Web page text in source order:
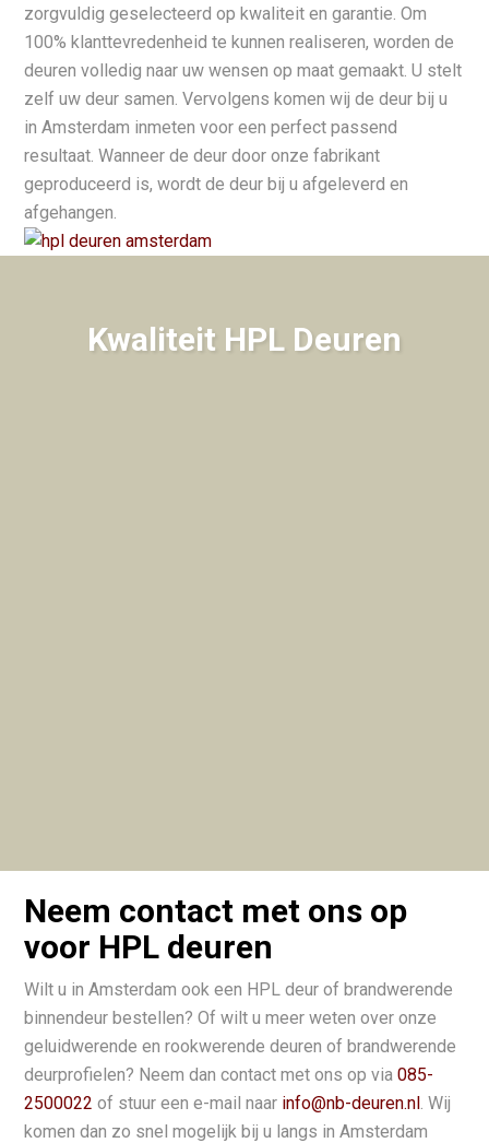
zorgvuldig geselecteerd op kwaliteit en garantie. Om
100% klanttevredenheid te kunnen realiseren, worden de
deuren volledig naar uw wensen op maat gemaakt. U stelt
zelf uw deur samen. Vervolgens komen wij de deur bij u
in Amsterdam inmeten voor een perfect passend
resultaat. Wanneer de deur door onze fabrikant
geproduceerd is, wordt de deur bij u afgeleverd en
afgehangen.
Kwaliteit HPL Deuren
Neem contact met ons op
voor HPL deuren
Wilt u in Amsterdam ook een HPL deur of brandwerende
binnendeur bestellen? Of wilt u meer weten over onze
geluidwerende en rookwerende deuren of brandwerende
deurprofielen? Neem dan contact met ons op via085-
2500022 of stuur een e-mail naar info@nb-deuren.nl . Wij
komen dan zo snel mogelijk bij u langs in Amsterdam